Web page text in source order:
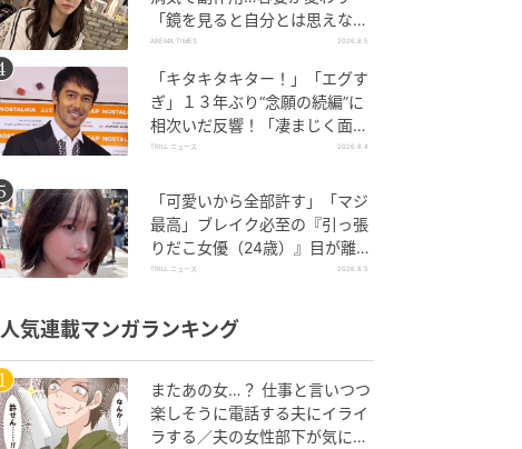
「鏡を見ると自分とは思えなか
った」壮絶な闘病生活明かす
ABEMA TIMES 2026.8.5
「キタキタキター！」「エグす
ぎ」１３年ぶり“念願の続編”に
相次いだ反響！「凄まじく面白
い」“賞 総なめ”『伝説級ドラ
TRILL ニュース 2026.8.4
「可愛いから全部許す」「マジ
最高」ブレイク必至の『引っ張
りだこ女優（24歳）』目が離せ
ない“圧巻ショット”に「か、か
TRILL ニュース 2026.8.5
人気連載マンガランキング
またあの女…？ 仕事と言いつつ
楽しそうに電話する夫にイライ
ラする／夫の女性部下が気にな